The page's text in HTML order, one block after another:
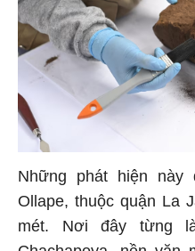
Những phát hiện
Ollape, thuộc quận La
mét. Nơi đây từng